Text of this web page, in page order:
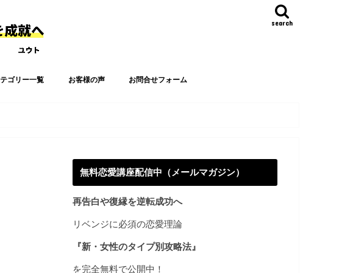
search
ゴリー一覧 お客様の声 お問合せフォーム
無料恋愛講座配信中（メールマガジン）
再告白や復縁を逆転成功へ
リベンジに必須の恋愛理論
『新・女性のタイプ別攻略法』
を完全無料で公開中！